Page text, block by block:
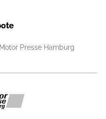
Presse Hamburg